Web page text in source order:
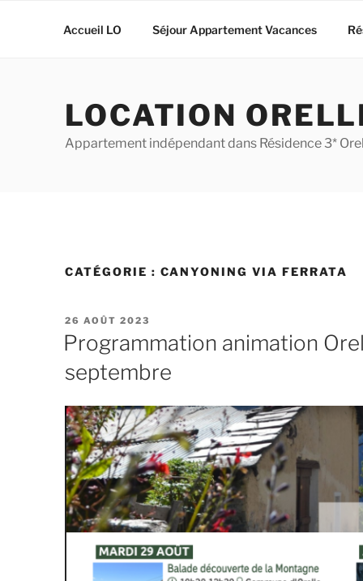
LOCATION
Appartement indépendant dans Résidence 3*
Accueil LO Séjour Appartement Vacances
CATÉGORIE : CANYONING VIA FERRATA
PUBLIÉ
LE
26 AOÛT 2023
Programmation animation
septembre